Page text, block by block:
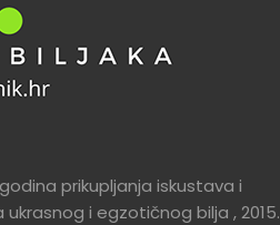
prikupljanja iskustava i
i egzotičnog bilja , 2015.